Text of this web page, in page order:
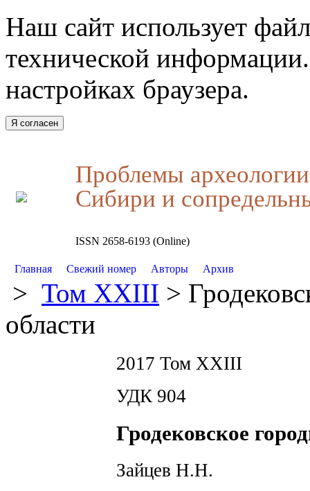
Наш сайт использует
технической
настройках браузера.
Я согласен
Проблемы
Сибири и
ISSN 2658-6193 (Online)
Главная Свежий номер Авторы Архив
> Том XXIII >
области
2017 Том XXIII
УДК 904
Гродековское
Зайцев Н.Н.